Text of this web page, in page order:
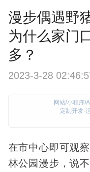
漫步偶遇野
为什么家门
多？
2023-3-28
网站/小程序/
定制开发·
在市中心即可观
林公园漫步，说